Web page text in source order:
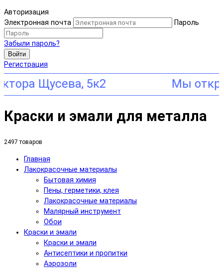
Авторизация
Электронная почта
Пароль
Забыли пароль?
Войти
Регистрация
Щусева, 5к2
Краски и эмали для металла
2497 товаров
Главная
Лакокрасочные материалы
Бытовая химия
Пены, герметики, клея
Лакокрасочные материалы
Малярный инструмент
Обои
Краски и эмали
Краски и эмали
Антисептики и пропитки
Аэрозоли